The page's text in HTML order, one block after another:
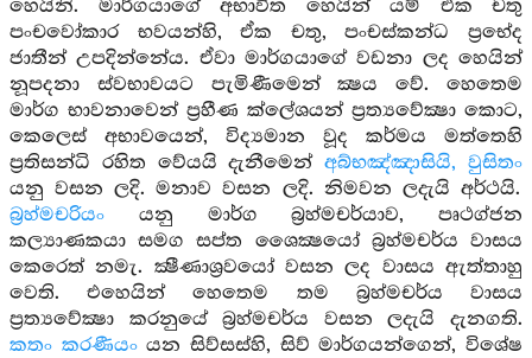
හෙයිනි. මාර්ගයාගේ අභාවිත හෙයින් යම් ඒක චතු
පංචවෝකාර භවයන්හි, ඒක චතු, පංචස්කන්ධ ප්‍රභේද
ජාතීන් උපදින්නේය. ඒවා මාර්ගයාගේ වඩනා ලද හෙයින්
නූපදනා ස්වභාවයට පැමිණීමෙන් ක්‍ෂය වේ. හෙතෙම
මාර්ග භාවනාවෙන් ප්‍රහීණ ක්ලේශයන් ප්‍රත්‍යවේක්‍ෂා කොට,
කෙලෙස් අභාවයෙන්, විද්‍යමාන වූද කර්මය මත්තෙහි
ප්‍රතිසන්ධි රහිත වේයයි දැනීමෙන්අබ්භඤ්ඤාසියි, වුසිතං
යනු වසන ලදි. මනාව වසන ලදි. නිමවන ලදැයි අර්ථයි.
බ්‍රහ්මචරියං යනු මාර්ග බ්‍රහ්මචර්යාව, පෘථග්ජන
කල්‍යාණකයා සමග සප්ත ශෛක්‍ෂයෝ බ්‍රහ්මචර්ය වාසය
කෙරෙත් නමැ. ක්‍ෂීණාශ්‍රවයෝ වසන ලද වාසය ඇත්තාහු
වෙති. එහෙයින් හෙතෙම තම බ්‍රහ්මචර්ය වාසය
ප්‍රත්‍යවේක්‍ෂා කරනුයේ බ්‍රහ්මචර්ය වසන ලදැයි දැනගති.
කතං කරණීයංයන සිව්සස්හි, සිව් මාර්ගයන්ගෙන්, විශේෂ